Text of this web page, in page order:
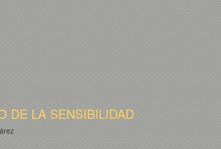
DE LA SENSIBILIDAD